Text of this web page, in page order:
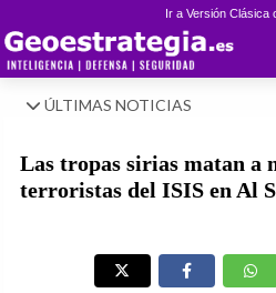
Ir a Versión Clásica
ÚLTIMAS NOTICIAS
Las tropas sirias matan a
terroristas del ISIS en Al